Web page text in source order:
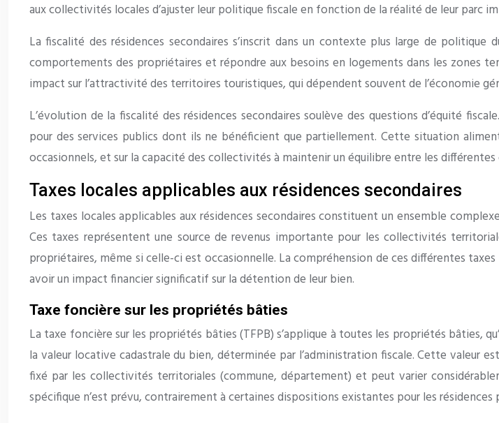
aux collectivités locales d’ajuster leur politique fiscale en fonction de la réalité de leur parc
La fiscalité des résidences secondaires s’inscrit dans un contexte plus large de
comportements des propriétaires et répondre aux besoins en logements dans les zones
impact sur l’attractivité des territoires touristiques, qui dépendent souvent de l’économie
L’évolution de la fiscalité des résidences secondaires soulève des questions d’équité
pour des services publics dont ils ne bénéficient que partiellement. Cette situation
occasionnels, et sur la capacité des collectivités à maintenir un équilibre entre les
Taxes locales applicables aux résidences secondaires
Les taxes locales applicables aux résidences secondaires constituent un ensemble
Ces taxes représentent une source de revenus importante pour les collectivités
propriétaires, même si celle-ci est occasionnelle. La compréhension de ces différentes
avoir un impact financier significatif sur la détention de leur bien.
Taxe foncière sur les propriétés bâties
La taxe foncière sur les propriétés bâties (TFPB) s’applique à toutes les propriétés bâties,
la valeur locative cadastrale du bien, déterminée par l’administration fiscale. Cette valeur
fixé par les collectivités territoriales (commune, département) et peut varier
spécifique n’est prévu, contrairement à certaines dispositions existantes pour les résidences